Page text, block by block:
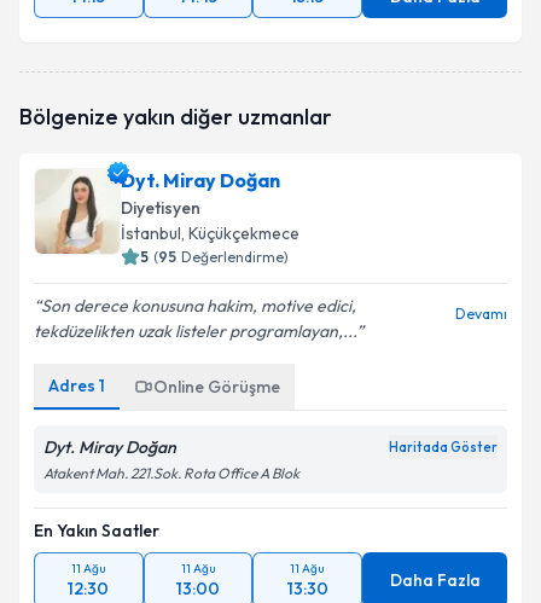
Bölgenize yakın diğer uzmanlar
Dyt. Miray Doğan
Diyetisyen
İstanbul, Küçükçekmece
5 (95 Değerlendirme)
Son derece konusuna hakim, motive edici,
tekdüzelikten uzak listeler programlayan,...
Devamı
Adres 1 Online Görüşme
Dyt. Miray Doğan Haritada Göster
Atakent Mah. 221.Sok. Rota Office A Blok
En Yakın Saatler
11 Ağu
12:30
11 Ağu
13:00
11 Ağu
13:30 Daha Fazla